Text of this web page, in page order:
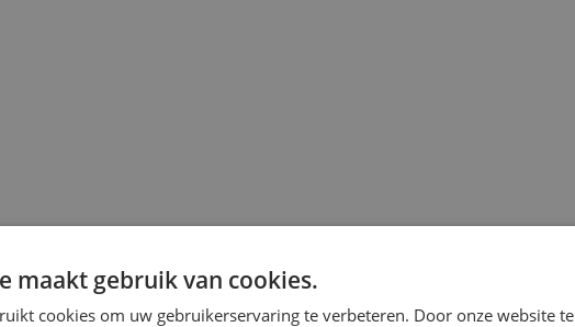
maakt gebruik van cookies.
cookies om uw gebruikerservaring te verbeteren. Door onze website te